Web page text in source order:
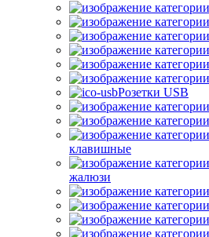
Розетки USB
клавишные
жалюзи